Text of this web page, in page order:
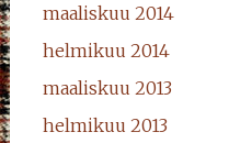
maaliskuu 2014
helmikuu 2014
maaliskuu 2013
helmikuu 2013